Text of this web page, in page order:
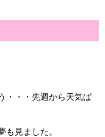
・・・先週から天気ば
見ました。